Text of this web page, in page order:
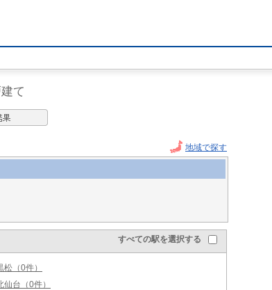
て
地域で探す
すべての駅を選択する
松（0件）
仙台（0件）